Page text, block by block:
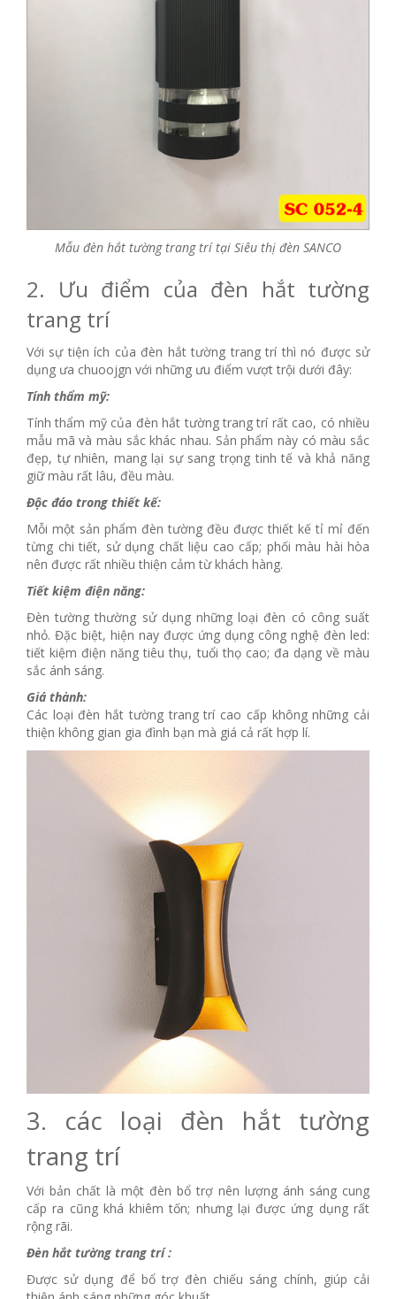
Mẫu đèn hắt tường trang trí tại Siêu thị đèn SANCO
2. Ưu điểm của đèn hắt tường
trang trí
Với sự tiện ích của đèn hắt tường trang trí thì nó được sử
dụng ưa chuoojgn với những ưu điểm vượt trội dưới đây:
Tính thẩm mỹ:
Tính thẩm mỹ của đèn hắt tường trang trí rất cao, có nhiều
mẫu mã và màu sắc khác nhau. Sản phẩm này có màu sắc
đẹp, tự nhiên, mang lại sự sang trọng tinh tế và khả năng
giữ màu rất lâu, đều màu.
Độc đáo trong thiết kế:
Mỗi một sản phẩm đèn tường đều được thiết kế tỉ mỉ đến
từng chi tiết, sử dụng chất liệu cao cấp; phối màu hài hòa
nên được rất nhiều thiện cảm từ khách hàng.
Tiết kiệm điện năng:
Đèn tường thường sử dụng những loại đèn có công suất
nhỏ. Đặc biệt, hiện nay được ứng dụng công nghệ đèn led:
tiết kiệm điện năng tiêu thụ, tuổi thọ cao; đa dạng về màu
sắc ánh sáng.
Giá thành:
Các loại đèn hắt tường trang trí cao cấp không những cải
thiện không gian gia đình bạn mà giá cả rất hợp lí.
3. các loại đèn hắt tường
trang trí
Với bản chất là một đèn bổ trợ nên lượng ánh sáng cung
cấp ra cũng khá khiêm tốn; nhưng lại được ứng dụng rất
rộng rãi.
Đèn hắt tường trang trí :
Được sử dụng để bổ trợ đèn chiếu sáng chính, giúp cải